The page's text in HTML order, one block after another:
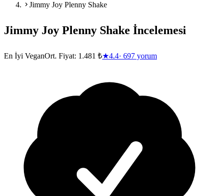
Jimmy Joy Plenny Shake
Jimmy Joy Plenny Shake İncelemesi
En İyi VeganOrt. Fiyat: 1.481 ₺★4.4· 697 yorum